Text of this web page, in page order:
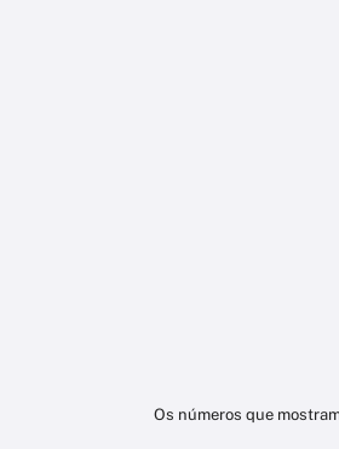
Os números que